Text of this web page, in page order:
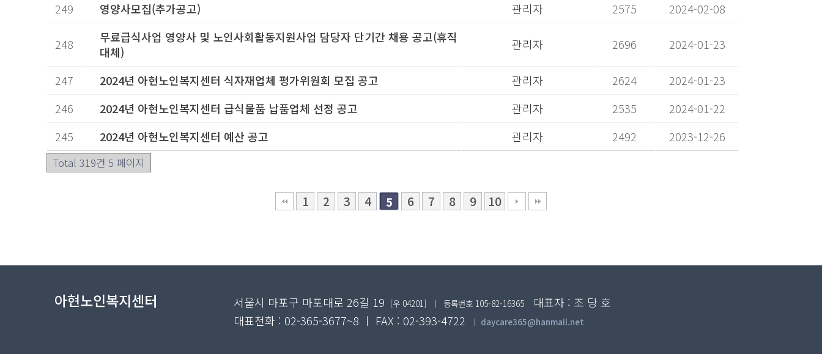
249
영양사모집(추가공고) 관리자 2575 2024-02-08
248
무료급식사업 영양사 및 노인사회활동지원사업 담당자 단기간 채용 공고(휴직
대체)
관리자 2696 2024-01-23
247 2024년 아현노인복지센터 식자재업체 평가위원회 모집 공고 관리자 2624
2024-01-23
246
2024년 아현노인복지센터 급식물품 납품업체 선정 공고 관리자 2535
2024-01-22
245
2024년 아현노인복지센터 예산 공고 관리자 2492 2023-12-26
Total 319건 5 페이지
1 2 3 4 5 6 7 8 9 10
아현노인복지센터 서울시 마포구 마포대로 26길 19 [우 04201] ㅣ 등록번호 105-82-16365대표자 : 조 당 호
대표전화 : 02-365-3677~8 ㅣ FAX : 02-393-4722
ㅣ daycare365@hanmail.net